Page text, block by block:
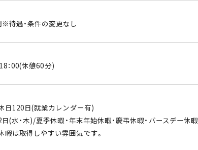
待遇・条件の変更なし
：00(休憩60分)
日120日(就業カレンダー有)
(水・木)/夏季休暇・年末年始休暇・慶弔休暇・バースデー休暇
は取得しやすい雰囲気です。